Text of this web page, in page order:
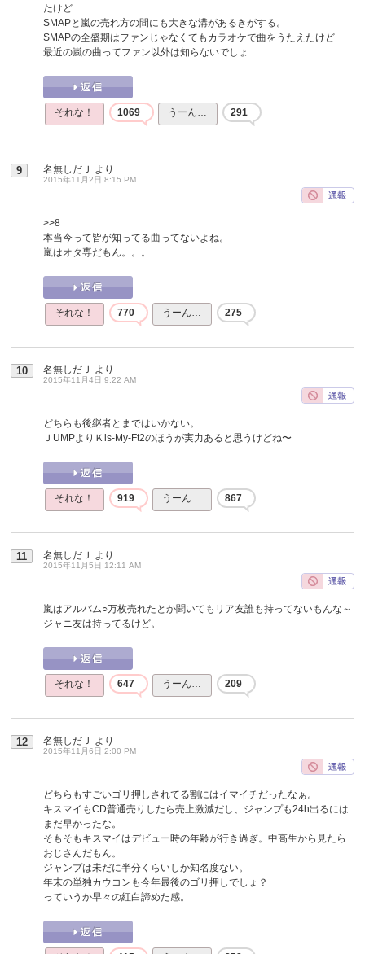
たけど
SMAPと嵐の売れ方の間にも大きな溝があるきがする。
SMAPの全盛期はファンじゃなくてもカラオケで曲をうたえたけど
最近の嵐の曲ってファン以外は知らないでしょ
それな！ 1069 うーん… 291
9 名無しだＪ より
2015年11月2日 8:15 PM
>>8
本当今って皆が知ってる曲ってないよね。
嵐はオタ専だもん。。。
それな！ 770 うーん… 275
10 名無しだＪ より
2015年11月4日 9:22 AM
どちらも後継者とまではいかない。
ＪUMPよりＫis-My-Ft2のほうが実力あると思うけどね〜
それな！ 919 うーん… 867
11 名無しだＪ より
2015年11月5日 12:11 AM
嵐はアルバム○万枚売れたとか聞いてもリア友誰も持ってないもんな～
ジャニ友は持ってるけど。
それな！ 647 うーん… 209
12 名無しだＪ より
2015年11月6日 2:00 PM
どちらもすごいゴリ押しされてる割にはイマイチだったなぁ。
キスマイもCD普通売りしたら売上激減だし、ジャンプも24h出るには
まだ早かったな。
そもそもキスマイはデビュー時の年齢が行き過ぎ。中高生から見たら
おじさんだもん。
ジャンプは未だに半分くらいしか知名度ない。
年末の単独カウコンも今年最後のゴリ押しでしょ？
っていうか早々の紅白諦めた感。